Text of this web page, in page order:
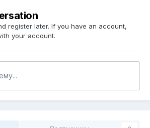
register later. If you have an account,
your account.